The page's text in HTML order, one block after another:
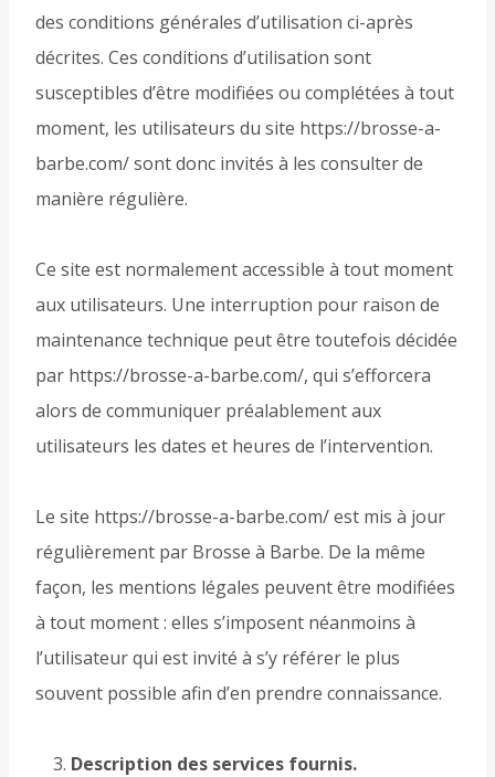
des conditions générales d’utilisation ci-après
décrites. Ces conditions d’utilisation sont
susceptibles d’être modifiées ou complétées à tout
moment, les utilisateurs du site https://brosse-a-
barbe.com/ sont donc invités à les consulter de
manière régulière.
Ce site est normalement accessible à tout moment
aux utilisateurs. Une interruption pour raison de
maintenance technique peut être toutefois décidée
par https://brosse-a-barbe.com/, qui s’efforcera
alors de communiquer préalablement aux
utilisateurs les dates et heures de l’intervention.
Le site https://brosse-a-barbe.com/ est mis à jour
régulièrement par Brosse à Barbe. De la même
façon, les mentions légales peuvent être modifiées
à tout moment : elles s’imposent néanmoins à
l’utilisateur qui est invité à s’y référer le plus
souvent possible afin d’en prendre connaissance.
Description des services fournis.